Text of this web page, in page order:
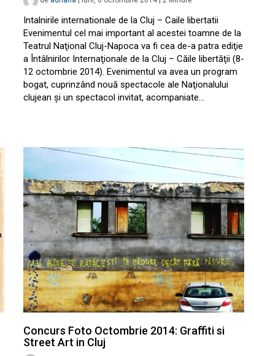
Intalnirile internationale de la Cluj – Caile libertatii
Evenimentul cel mai important al acestei toamne de la
Teatrul Naţional Cluj-Napoca va fi cea de-a patra ediţie
a Întâlnirilor Internaţionale de la Cluj – Căile libertăţii (8-
12 octombrie 2014). Evenimentul va avea un program
bogat, cuprinzând nouă spectacole ale Naţionalului
clujean şi un spectacol invitat, acompaniate…
Concurs Foto Octombrie 2014: Graffiti si
Street Art in Cluj